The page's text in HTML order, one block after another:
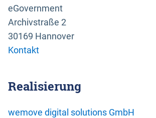
eGovernment
Archivstraße 2
30169 Hannover
Kontakt
Realisierung
wemove digital solutions GmbH